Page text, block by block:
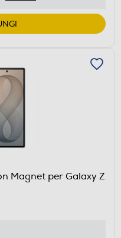
Magnet per Galaxy Z